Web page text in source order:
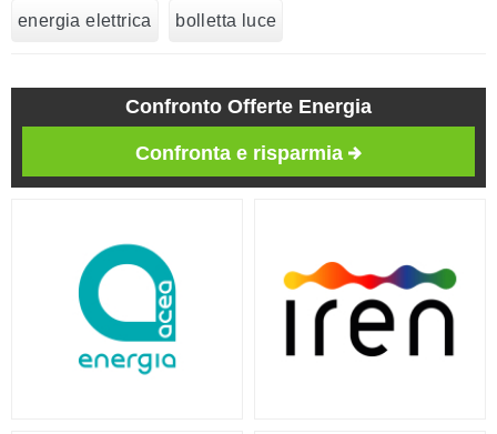
energia elettrica bolletta luce
Confronto Offerte Energia
Confronta e risparmia